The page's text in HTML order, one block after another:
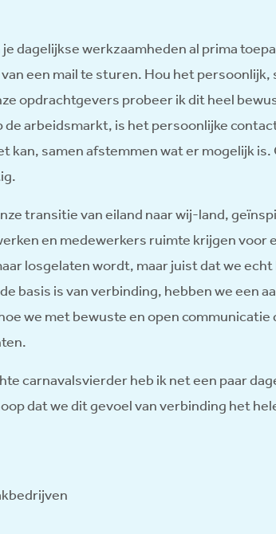
dagelijkse werkzaamheden al prima
een mail te sturen. Hou het persoonlijk,
opdrachtgevers probeer ik dit heel
arbeidsmarkt, is het persoonlijke
samen afstemmen wat er mogelijk
transitie van eiland naar wij-land,
en medewerkers ruimte krijgen voor
losgelaten wordt, maar juist dat we
basis is van verbinding, hebben we een
we met bewuste en open
carnavalsvierder heb ik net een paar
dat we dit gevoel van verbinding het